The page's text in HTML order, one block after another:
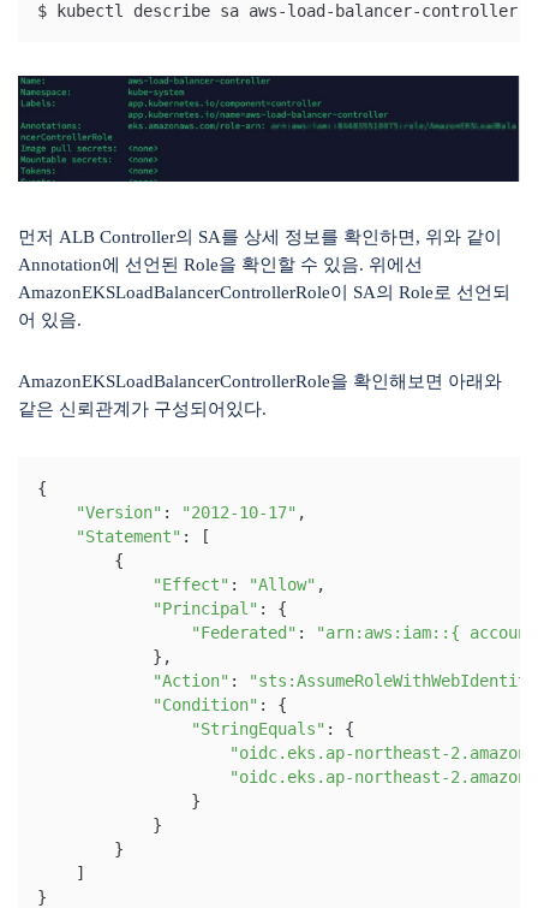
$ kubectl describe sa aws-load-balancer-controller -
먼저 ALB Controller의 SA를 상세 정보를 확인하면, 위와 같이
Annotation에 선언된 Role을 확인할 수 있음. 위에선
AmazonEKSLoadBalancerControllerRole이 SA의 Role로 선언되
어 있음.
AmazonEKSLoadBalancerControllerRole을 확인해보면 아래와
같은 신뢰관계가 구성되어있다.
{
"Version" : "2012-10-17" ,
"Statement" : [
        {
"Effect" : "Allow" ,
"Principal" : {
"Federated" :
"arn:aws:iam::{
            },
"Action" :
"Condition" : {
"StringEquals" : {
"oidc.eks.ap-northeast-
"oidc.eks.ap-northeast-
                }
            }
        }
    ]
}